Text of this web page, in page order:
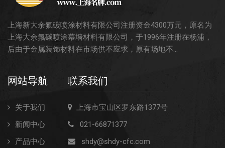
上海新大余氟碳喷涂材料有限公司注册资金4300万元，原名为
上海大余氟碳喷涂幕墙材料有限公司，于1996年注册在杨浦，
后由于金属装饰材料在市场供不应求，原有场地不...
网站导航
关于我们
新闻中心
产品中心
联系我们
上海市宝山区罗东路1377号
021-66871377
shdy@shdy-cfc.com